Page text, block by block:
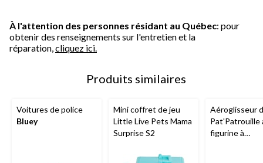
À l'attention des personnes résidant au Québec: pour
obtenir des renseignements sur l'entretien et la
réparation, cliquez ici.
Produits similaires
Voitures de police
Bluey
Mini coffret de jeu
Little Live Pets Mama
Surprise S2
Aéroglisseur
Pat'Patrouille
figurine à